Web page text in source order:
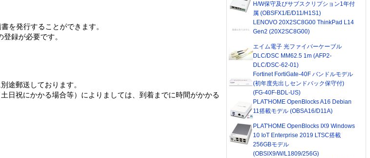
を発行することができます。
録が必要です。
途郵送しております。
日祝にかかる場合等）によりましては、到着までに時間がかかる
H/W保守及びサブスクリプション1年付
属 (OBSFX1/E/D11/H1S1)
LENOVO 20X2SC8G00 ThinkPad L14
Gen2 (20X2SC8G00)
エイム電子 光ファイバーケーブル
DLC/DSC MM62.5 1m (AFP2-
DLC/DSC-62-01)
Fortinet FortiGate-40F バンドルモデル
(初年度先出しセンドバック保守付)
(FG-40F-BDL-US)
PLAT'HOME OpenBlocks A16 Debian
11搭載モデル (OBSA16/D11A)
PLAT'HOME OpenBlocks IX9 Windows
10 IoT Enterprise 2019 LTSC搭載
256GBモデル
(OBSIX9/W/L1809/256G)